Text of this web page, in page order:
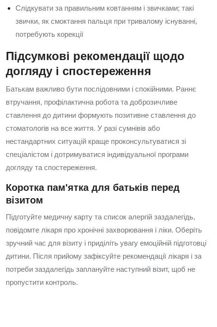
Слідкувати за правильним ковтанням і звичками; такі
звички, як смоктання пальця при тривалому існуванні,
потребують корекції
Підсумкові рекомендації щодо
догляду і спостереження
Батькам важливо бути послідовними і спокійними. Раннє
втручання, профілактична робота та доброзичливе
ставлення до дитини формують позитивне ставлення до
стоматологів на все життя. У разі сумнівів або
нестандартних ситуацій краще проконсультуватися зі
спеціалістом і дотримуватися індивідуальної програми
догляду та спостереження.
Коротка пам'ятка для батьків перед
візитом
Підготуйте медичну карту та список алергій заздалегідь,
повідомте лікаря про хронічні захворювання і ліки. Оберіть
зручний час для візиту і приділіть увагу емоційній підготовці
дитини. Після прийому зафіксуйте рекомендації лікаря і за
потреби заздалегідь заплануйте наступний візит, щоб не
пропустити контроль.